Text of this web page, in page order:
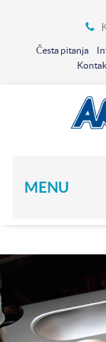
Česta pitanja
MENU